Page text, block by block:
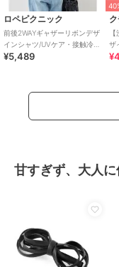
ロペピクニック
前後2WAYギャザーリボンデザ
インシャツ/UVケア・接触冷
感・リンクコーデ
¥5,489
ザ
甘すぎず、大人